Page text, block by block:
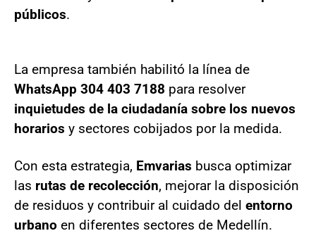
públicos.
La empresa también habilitó la línea de
WhatsApp 304 403 7188 para resolver
inquietudes de la ciudadanía sobre los nuevos
horarios y sectores cobijados por la medida.
Con esta estrategia, Emvarias busca optimizar
las rutas de recolección, mejorar la disposición
de residuos y contribuir al cuidado del entorno
urbano en diferentes sectores de Medellín.